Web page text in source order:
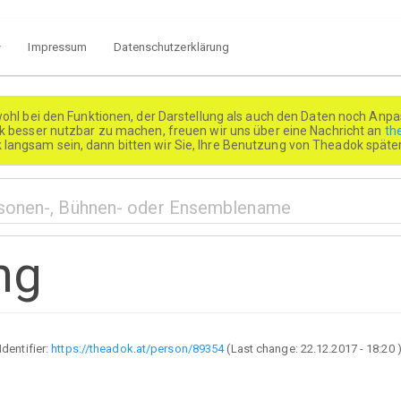
Impressum Datenschutzerklärung
bei den Funktionen, der Darstellung als auch den Daten noch
besser nutzbar zu machen, freuen wir uns über eine Nachricht an
sein, dann bitten wir Sie, Ihre Benutzung von Theadok
Identifier:https://theadok.at/person/89354(Last change: 22.12.2017 - 18:20)